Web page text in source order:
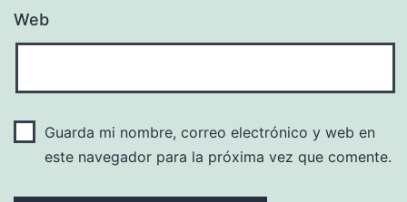
Web
Guarda mi nombre, correo electrónico y web en
este navegador para la próxima vez que comente.